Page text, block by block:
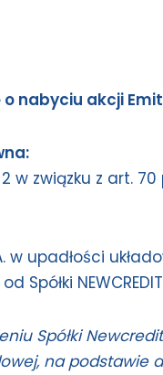
nabyciu akcji
2 w związku z art.
w upadłości
Spółki
Spółki
na podstawie